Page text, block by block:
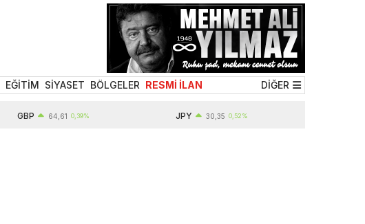
EĞİTİM SİYASET BÖLGELER RESMİ İLAN DİĞER
64,61 0,39% 30,35 0,52%